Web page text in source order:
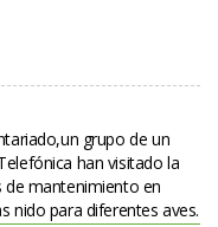
grupo de un
han visitado la
de mantenimiento en
nido para diferentes aves.